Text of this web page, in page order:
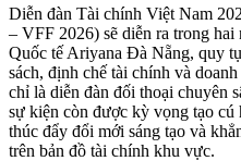
Diễn đàn Tài chính Việt Nam
– VFF 2026) sẽ diễn ra trong
Quốc tế Ariyana Đà Nẵng, quy
sách, định chế tài chính và
chỉ là diễn đàn đối thoại chuyên
sự kiện còn được kỳ vọng tạo cú
thúc đẩy đổi mới sáng tạo và
trên bản đồ tài chính khu vực.